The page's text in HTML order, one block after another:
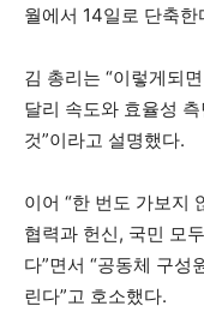
월에서 14일로 단축한
김 총리는 “이렇게되
달리 속도와 효율성
것”이라고 설명했다.
이어 “한 번도 가보지
협력과 헌신, 국민 모
다”면서 “공동체 구성
린다”고 호소했다.